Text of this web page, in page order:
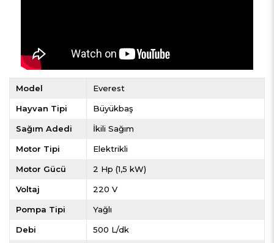
Model Everest
Hayvan Tipi Büyükbaş
Sağım Adedi İkili Sağım
Motor Tipi Elektrikli
Motor Gücü 2 Hp (1,5 kW)
Voltaj 220 V
Pompa Tipi Yağlı
Debi 500 L/dk